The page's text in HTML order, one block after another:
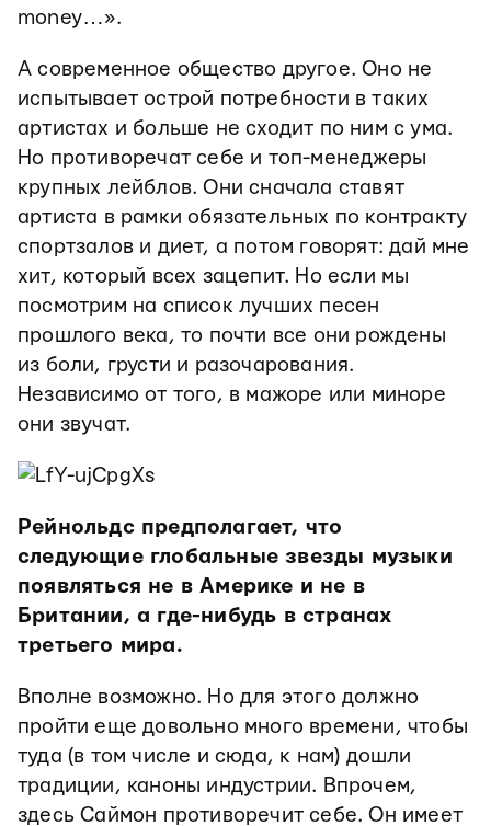
money…».
А современное общество другое. Оно не
испытывает острой потребности в таких
артистах и больше не сходит по ним с ума.
Но противоречат себе и топ-менеджеры
крупных лейблов. Они сначала ставят
артиста в рамки обязательных по контракту
спортзалов и диет, а потом говорят: дай мне
хит, который всех зацепит. Но если мы
посмотрим на список лучших песен
прошлого века, то почти все они рождены
из боли, грусти и разочарования.
Независимо от того, в мажоре или миноре
они звучат.
Рейнольдс предполагает, что
следующие глобальные звезды музыки
появляться не в Америке и не в
Британии, а где-нибудь в странах
третьего мира.
Вполне возможно. Но для этого должно
пройти еще довольно много времени, чтобы
туда (в том числе и сюда, к нам) дошли
традиции, каноны индустрии. Впрочем,
здесь Саймон противоречит себе. Он имеет